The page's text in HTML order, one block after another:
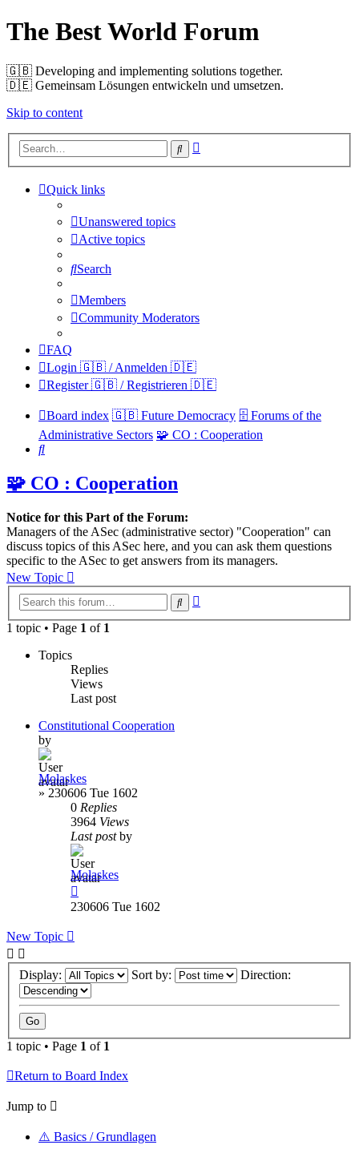
The Best World Forum
🇬🇧️ Developing and implementing solutions together.
🇩🇪️ Gemeinsam Lösungen entwickeln und umsetzen.
Skip to content
Search
Quick links
Unanswered topics
Active topics
Search
Members
Community Moderators
FAQ
Login 🇬🇧 / Anmelden 🇩🇪
Register 🇬🇧 / Registrieren 🇩🇪
Board index 🇬🇧 Future Democracy 🗄️ Forums of the
Administrative Sectors 🧩 CO : Cooperation
Search
🧩 CO : Cooperation
Notice for this Part of the Forum:
Managers of the ASec (administrative sector) "Cooperation" can
discuss topics of this ASec here, and you can ask them questions
specific to the ASec to get answers from its managers.
New Topic
Search
1 topic • Page 1 of 1
Topics
Replies
Views
Last post
Constitutional Cooperation
by
Molaskes
» 230606 Tue 1602
0 Replies
3964 Views
Last postby
Molaskes
230606 Tue 1602
New Topic
Display: Sort by: Direction:
1 topic • Page 1 of 1
Return to Board Index
Jump to
⚠️ Basics / Grundlagen